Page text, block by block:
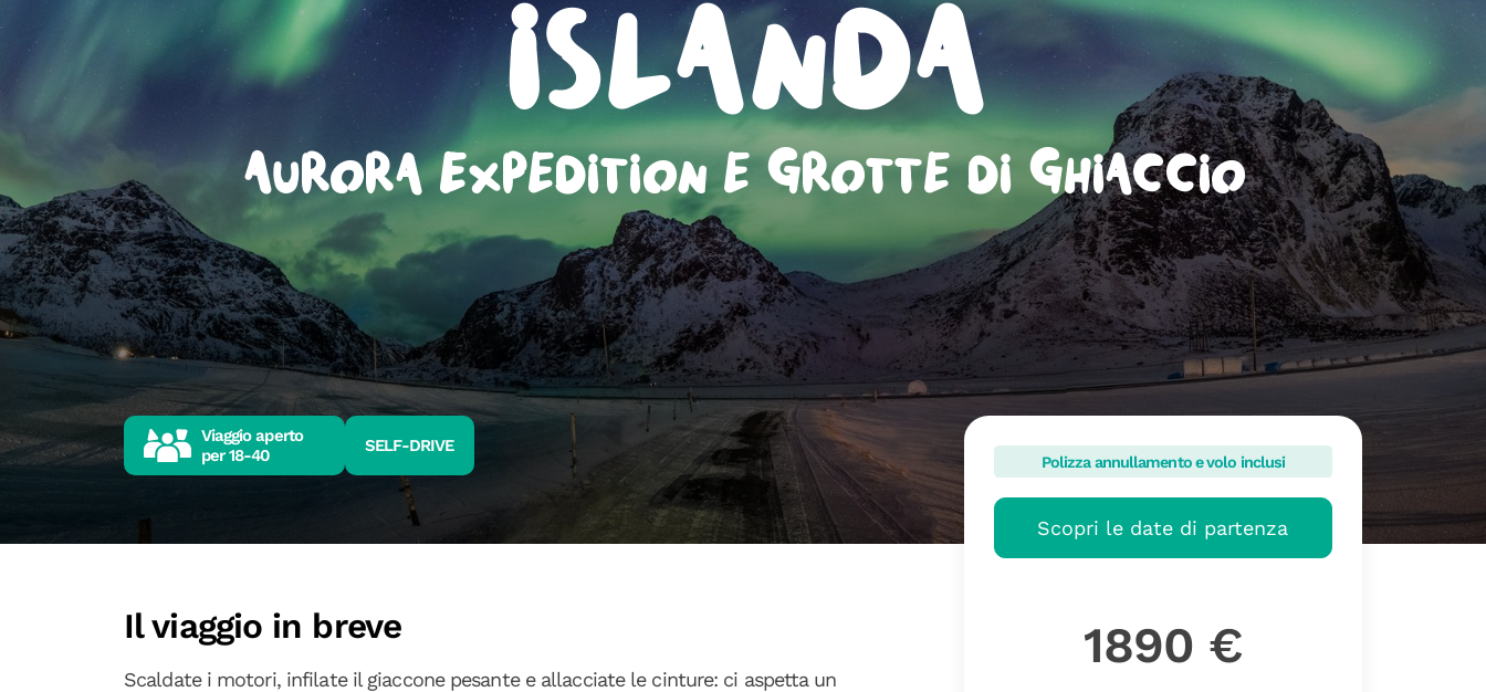
Islanda
Aurora Expedition e Grotte di Ghiaccio
Viaggio aperto
per18-40 SELF-DRIVE
Il viaggio in breve
Scaldate i motori, infilate il giaccone pesante e allacciate le cinture: ci aspetta un
Polizza annullamento e volo inclusi
Scopri le date di partenza
1890 €